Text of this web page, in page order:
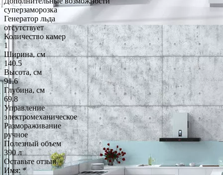
суперзаморозка
Генератор льда
отсутствует
Количество камер
1
Ширина, см
140.5
Высота, см
91.6
Глубина, см
69.8
Управление
электромеханическое
Размораживание
ручное
Полезный объем
390 л
Оставьте отзыв
Имя:*